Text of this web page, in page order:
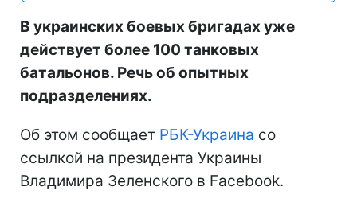
В украинских боевых бригадах уже
действует более 100 танковых
батальонов. Речь об опытных
подразделениях.
Об этом сообщает РБК-Украина со
ссылкой на президента Украины
Владимира Зеленского в Facebook.